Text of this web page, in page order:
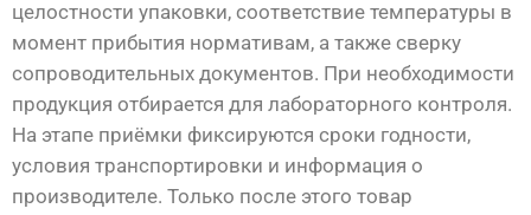
целостности упаковки, соответствие температуры в
момент прибытия нормативам, а также сверку
сопроводительных документов. При необходимости
продукция отбирается для лабораторного контроля.
На этапе приёмки фиксируются сроки годности,
условия транспортировки и информация о
производителе. Только после этого товар